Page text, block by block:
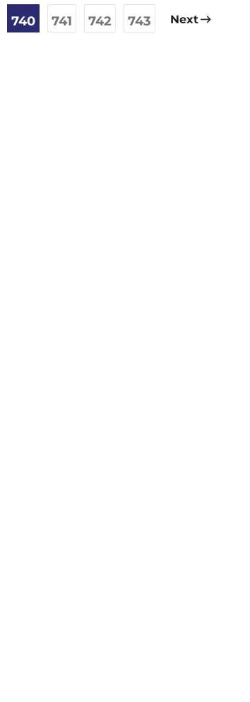
740 741 742 743 Next